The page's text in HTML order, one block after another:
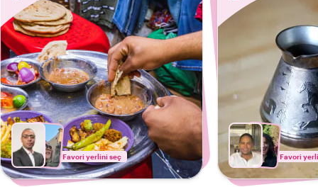
Favori yerlini seç Favori